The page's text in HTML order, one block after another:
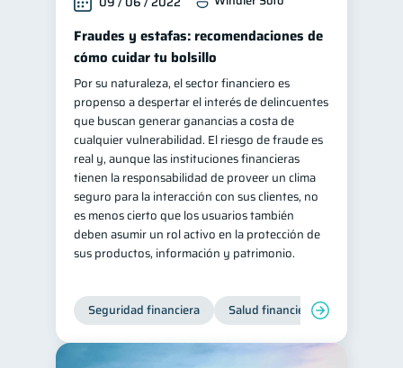
Fraudes y estafas: recomendaciones de
cómo cuidar tu bolsillo
Por su naturaleza, el sector financiero es
propenso a despertar el interés de delincuentes
que buscan generar ganancias a costa de
cualquier vulnerabilidad. El riesgo de fraude es
real y, aunque las instituciones financieras
tienen la responsabilidad de proveer un clima
seguro para la interacción con sus clientes, no
es menos cierto que los usuarios también
deben asumir un rol activo en la protección de
sus productos, información y patrimonio.
Seguridad financiera Salud financiera